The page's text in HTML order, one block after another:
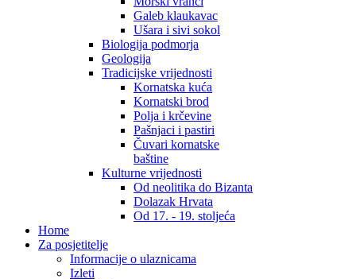
Galeb klaukavac
Ušara i sivi sokol
Biologija podmorja
Geologija
Tradicijske vrijednosti
Kornatska kuća
Kornatski brod
Polja i krčevine
Pašnjaci i pastiri
Čuvari kornatske
baštine
Kulturne vrijednosti
Od neolitika do Bizanta
Dolazak Hrvata
Od 17. - 19. stoljeća
Home
Za posjetitelje
Informacije o ulaznicama
Izleti